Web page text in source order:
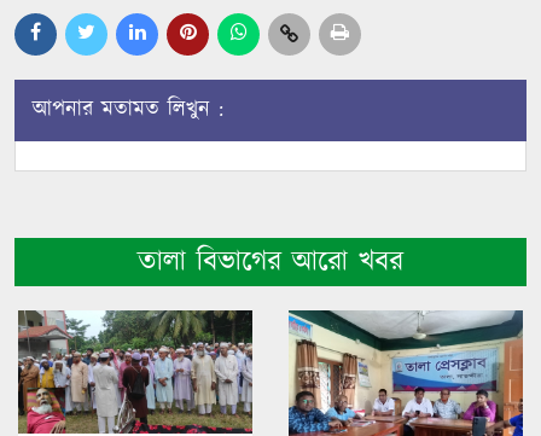
আপনার মতামত লিখুন :
তালা বিভাগের আরো খবর